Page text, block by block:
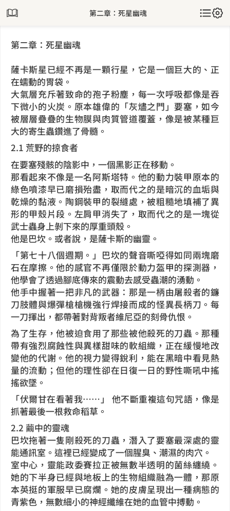
第二章：死星幽魂
第二章：死星幽魂
薩卡斯星已經不再是一顆行星，它是一個巨大的、正
在蠕動的胃袋。
大氣層充斥著致命的孢子粉塵，每一次呼吸都像是吞
下微小的火炭。原本雄偉的「灰燼之門」要塞，如今
被層層疊疊的生物膜與肉質管道覆蓋，像是被某種巨
大的寄生蟲鑽進了骨髓。
2.1 荒野的掠食者
在要塞殘骸的陰影中，一個黑影正在移動。
那看起來不像是一名阿斯塔特。他的動力裝甲原本的
綠色噴漆早已磨損殆盡，取而代之的是暗沉的血垢與
乾燥的黏液。陶鋼裝甲的裂縫處，被粗糙地填補了異
形的甲殼片段。左肩甲消失了，取而代之的是一塊從
武士蟲身上剝下來的厚重頭殼。
他是巴坎。或者說，是薩卡斯的幽靈。
「第七十八個週期。」巴坎的聲音嘶啞得如同兩塊磨
石在摩擦。他的感官不再僅限於動力盔甲的探測器，
他學會了透過腳底傳來的震動去感受蟲潮的湧動。
他手中握著一把非凡的武器：那是一柄由屠殺者的鐮
刀肢體與爆彈槍槍機強行焊接而成的怪異長柄刀。每
一刀揮出，都帶著對背叛者維尼亞的刻骨仇恨。
為了生存，他被迫食用了那些被他殺死的刀蟲。那種
帶有強烈腐蝕性與異樣甜味的軟組織，正在緩慢地改
變他的代謝。他的視力變得銳利，能在黑暗中看見熱
量的流動；但他的理性卻在日復一日的野性嘶吼中搖
搖欲墜。
「伏爾甘在看著我……」 他不斷重複這句咒語，像是
抓著最後一根救命稻草。
2.2 繭中的靈魂
巴坎拖著一隻剛殺死的刀蟲，潛入了要塞最深處的靈
能通訊室。這裡已經變成了一個腥臭、潮濕的肉穴。
室中心，靈能政委賽拉正被無數半透明的菌絲纏繞。
她的下半身已經與地板上的生物組織融為一體，那原
本英挺的軍服早已腐爛。她的皮膚呈現出一種病態的
青紫色，無數細小的神經纖維在她的血管中搏動。